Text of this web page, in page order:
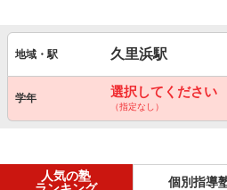
地域・駅 久里浜駅
学年 選択してください
（指定なし）
人気の塾
個別指導